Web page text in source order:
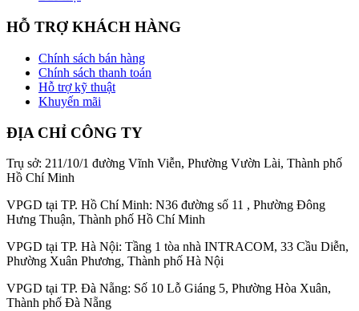
HỖ TRỢ KHÁCH HÀNG
Chính sách bán hàng
Chính sách thanh toán
Hỗ trợ kỹ thuật
Khuyến mãi
ĐỊA CHỈ CÔNG TY
Trụ sở: 211/10/1 đường Vĩnh Viễn, Phường Vườn Lài, Thành phố
Hồ Chí Minh
VPGD tại TP. Hồ Chí Minh: N36 đường số 11 , Phường Đông
Hưng Thuận, Thành phố Hồ Chí Minh
VPGD tại TP. Hà Nội: Tầng 1 tòa nhà INTRACOM, 33 Cầu Diễn,
Phường Xuân Phương, Thành phố Hà Nội
VPGD tại TP. Đà Nẵng: Số 10 Lỗ Giáng 5, Phường Hòa Xuân,
Thành phố Đà Nẵng